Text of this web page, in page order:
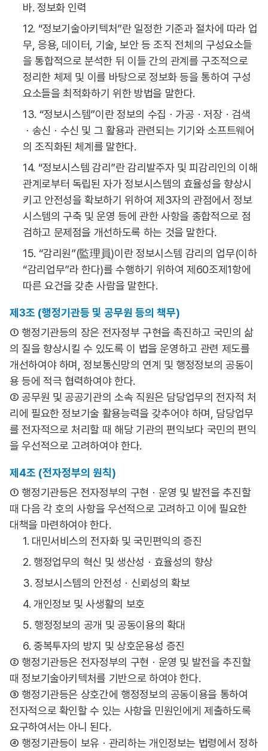
바. 정보화 인력
12. “정보기술아키텍처”란 일정한 기준과 절차에 따라 업
무, 응용, 데이터, 기술, 보안 등 조직 전체의 구성요소들
을 통합적으로 분석한 뒤 이들 간의 관계를 구조적으로
정리한 체제 및 이를 바탕으로 정보화 등을 통하여 구성
요소들을 최적화하기 위한 방법을 말한다.
13. “정보시스템”이란 정보의 수집ㆍ가공ㆍ저장ㆍ검색
ㆍ송신ㆍ수신 및 그 활용과 관련되는 기기와 소프트웨어
의 조직화된 체계를 말한다.
14. “정보시스템 감리”란 감리발주자 및 피감리인의 이해
관계로부터 독립된 자가 정보시스템의 효율성을 향상시
키고 안전성을 확보하기 위하여 제3자의 관점에서 정보
시스템의 구축 및 운영 등에 관한 사항을 종합적으로 점
검하고 문제점을 개선하도록 하는 것을 말한다.
15. “감리원”(監理員)이란 정보시스템 감리의 업무(이하
“감리업무”라 한다)를 수행하기 위하여 제60조제1항에
따른 요건을 갖춘 사람을 말한다.
제3조 (행정기관등 및 공무원 등의 책무)
① 행정기관등의 장은 전자정부 구현을 촉진하고 국민의 삶
의 질을 향상시킬 수 있도록 이 법을 운영하고 관련 제도를
개선하여야 하며, 정보통신망의 연계 및 행정정보의 공동이
용 등에 적극 협력하여야 한다.
② 공무원 및 공공기관의 소속 직원은 담당업무의 전자적 처
리에 필요한 정보기술 활용능력을 갖추어야 하며, 담당업무
를 전자적으로 처리할 때 해당 기관의 편익보다 국민의 편익
을 우선적으로 고려하여야 한다.
제4조 (전자정부의 원칙)
① 행정기관등은 전자정부의 구현ㆍ운영 및 발전을 추진할
때 다음 각 호의 사항을 우선적으로 고려하고 이에 필요한
대책을 마련하여야 한다.
1. 대민서비스의 전자화 및 국민편익의 증진
2. 행정업무의 혁신 및 생산성ㆍ효율성의 향상
3. 정보시스템의 안전성ㆍ신뢰성의 확보
4. 개인정보 및 사생활의 보호
5. 행정정보의 공개 및 공동이용의 확대
6. 중복투자의 방지 및 상호운용성 증진
② 행정기관등은 전자정부의 구현ㆍ운영 및 발전을 추진할
때 정보기술아키텍처를 기반으로 하여야 한다.
③ 행정기관등은 상호간에 행정정보의 공동이용을 통하여
전자적으로 확인할 수 있는 사항을 민원인에게 제출하도록
요구하여서는 아니 된다.
④ 행정기관등이 보유ㆍ관리하는 개인정보는 법령에서 정하